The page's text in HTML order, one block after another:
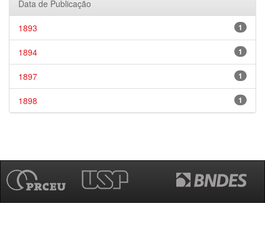
Data de Publicação
1
1893
1
1894
1
1897
1
1898